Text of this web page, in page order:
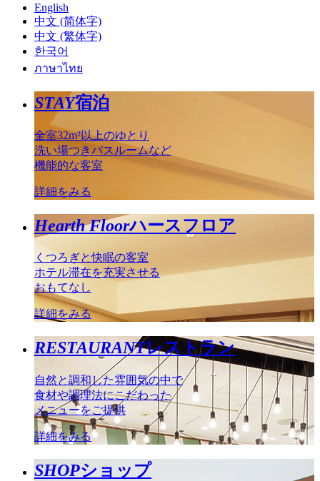
English
中文 (简体字)
中文 (繁体字)
한국어
ภาษาไทย
STAY宿泊
全室32m²以上のゆとり
洗い場つきバスルームなど
機能的な客室
詳細をみる
Hearth Floorハースフロア
くつろぎと快眠の客室
ホテル滞在を充実させる
おもてなし
詳細をみる
RESTAURANTレストラン
自然と調和した雰囲気の中で
食材や調理法にこだわった
メニューをご提供
詳細をみる
SHOPショップ